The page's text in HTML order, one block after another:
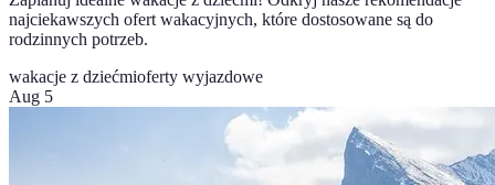
najciekawszych ofert wakacyjnych, które dostosowane są do
rodzinnych potrzeb.
wakacje z dziećmioferty wyjazdowe
Aug 5